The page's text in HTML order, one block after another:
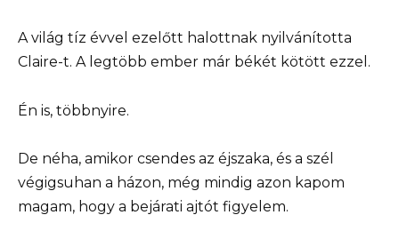
A világ tíz évvel ezelőtt halottnak nyilvánította
Claire-t. A legtöbb ember már békét kötött ezzel.
Én is, többnyire.
De néha, amikor csendes az éjszaka, és a szél
végigsuhan a házon, még mindig azon kapom
magam, hogy a bejárati ajtót figyelem.